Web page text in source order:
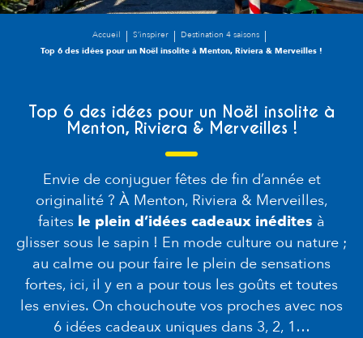
Accueil S’inspirer
Destination 4 saisons
Top 6 des idées pour un Noël insolite à Menton, Riviera & Merveilles !
Top 6 des idées pour un Noël insolite à
Menton, Riviera & Merveilles !
Envie de conjuguer fêtes de fin d’année et
originalité ? À Menton, Riviera & Merveilles,
faites le plein d’idées cadeaux inédites à
glisser sous le sapin ! En mode culture ou nature ;
au calme ou pour faire le plein de sensations
fortes, ici, il y en a pour tous les goûts et toutes
les envies. On chouchoute vos proches avec nos
6 idées cadeaux uniques dans 3, 2, 1…